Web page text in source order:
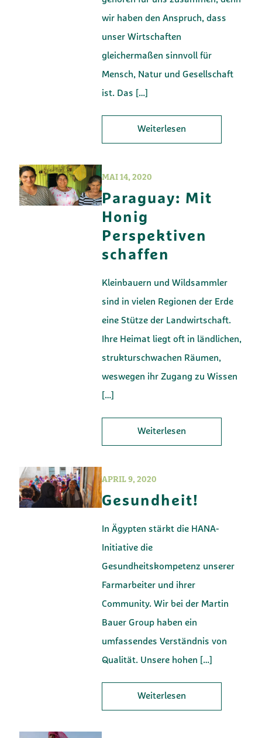
wir haben den Anspruch, dass
unser Wirtschaften
gleichermaßen sinnvoll für
Mensch, Natur und Gesellschaft
ist. Das […]
Weiterlesen
MAI 14, 2020
Paraguay: Mit
Honig
Perspektiven
schaffen
Kleinbauern und Wildsammler
sind in vielen Regionen der Erde
eine Stütze der Landwirtschaft.
Ihre Heimat liegt oft in ländlichen,
strukturschwachen Räumen,
weswegen ihr Zugang zu Wissen
[…]
Weiterlesen
APRIL 9, 2020
Gesundheit!
In Ägypten stärkt die HANA-
Initiative die
Gesundheitskompetenz unserer
Farmarbeiter und ihrer
Community. Wir bei der Martin
Bauer Group haben ein
umfassendes Verständnis von
Qualität. Unsere hohen […]
Weiterlesen